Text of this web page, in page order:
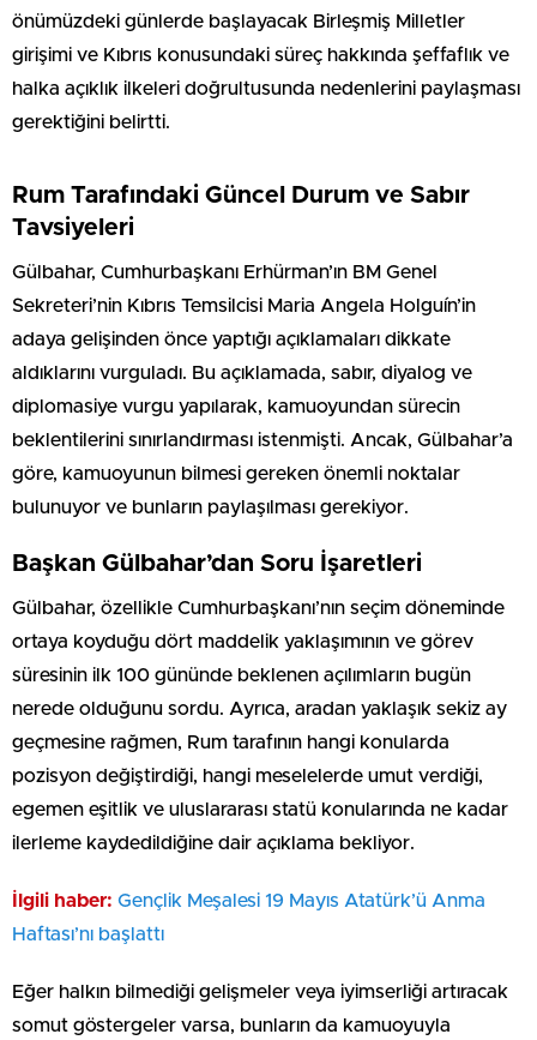
önümüzdeki günlerde başlayacak Birleşmiş Milletler
girişimi ve Kıbrıs konusundaki süreç hakkında şeffaflık ve
halka açıklık ilkeleri doğrultusunda nedenlerini paylaşması
gerektiğini belirtti.
Rum Tarafındaki Güncel Durum ve Sabır
Tavsiyeleri
Gülbahar, Cumhurbaşkanı Erhürman’ın BM Genel
Sekreteri’nin Kıbrıs Temsilcisi Maria Angela Holguín’in
adaya gelişinden önce yaptığı açıklamaları dikkate
aldıklarını vurguladı. Bu açıklamada, sabır, diyalog ve
diplomasiye vurgu yapılarak, kamuoyundan sürecin
beklentilerini sınırlandırması istenmişti. Ancak, Gülbahar’a
göre, kamuoyunun bilmesi gereken önemli noktalar
bulunuyor ve bunların paylaşılması gerekiyor.
Başkan Gülbahar’dan Soru İşaretleri
Gülbahar, özellikle Cumhurbaşkanı’nın seçim döneminde
ortaya koyduğu dört maddelik yaklaşımının ve görev
süresinin ilk 100 gününde beklenen açılımların bugün
nerede olduğunu sordu. Ayrıca, aradan yaklaşık sekiz ay
geçmesine rağmen, Rum tarafının hangi konularda
pozisyon değiştirdiği, hangi meselelerde umut verdiği,
egemen eşitlik ve uluslararası statü konularında ne kadar
ilerleme kaydedildiğine dair açıklama bekliyor.
İlgili haber: Gençlik Meşalesi 19 Mayıs Atatürk’ü Anma
Haftası’nı başlattı
Eğer halkın bilmediği gelişmeler veya iyimserliği artıracak
somut göstergeler varsa, bunların da kamuoyuyla